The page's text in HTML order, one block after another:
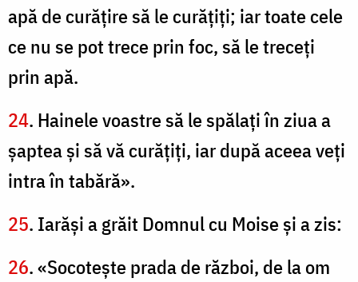
apă de curăţire să le curăţiţi; iar toate cele
ce nu se pot trece prin foc, să le treceţi
prin apă.
24. Hainele voastre să le spălaţi în ziua a
şaptea şi să vă curăţiţi, iar după aceea veţi
intra în tabără».
25. Iarăşi a grăit Domnul cu Moise şi a zis:
26. «Socoteşte prada de război, de la om